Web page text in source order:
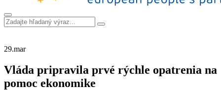
29.mar
Vláda pripravila prvé rýchle opatrenia na
pomoc ekonomike